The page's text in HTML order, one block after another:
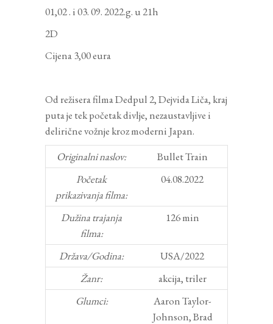
01,02 . i 03. 09. 2022.g. u 21h
2D
Cijena 3,00 eura
Od režisera filma Dedpul 2, Dejvida Liča, kraj
puta je tek početak divlje, nezaustavljive i
delirične vožnje kroz moderni Japan.
Originalni naslov:
Bullet Train
Početak
prikazivanja filma:
04.08.2022
Dužina trajanja
filma:
126 min
Država/Godina:
USA/2022
Žanr:
akcija, triler
Glumci:
Aaron Taylor-
Johnson, Brad